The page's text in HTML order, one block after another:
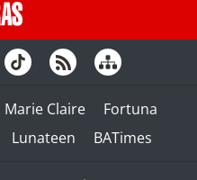
Marie Claire
Fortuna
Lunateen BATimes